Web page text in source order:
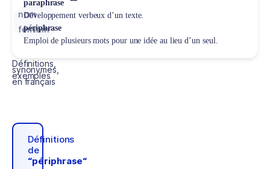
nom
féminin
Définitions,
synonymes,
exemples
en français
Définitions
de
“périphrase“
paraphrase
Développement verbeux d’un texte.
périphrase
Emploi de plusieurs mots pour une idée au lieu d’un seul.